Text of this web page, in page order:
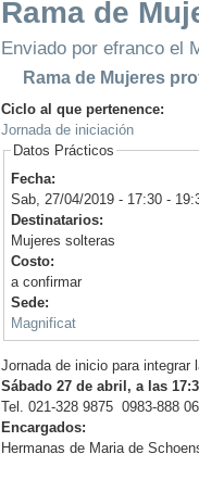
Rama de
Enviado por efranco el
Rama de Mujeres
Ciclo al que pertenence:
Jornada de iniciación
Datos Prácticos
Fecha:
Sab, 27/04/2019 - 17:30 -
Destinatarios:
Mujeres solteras
Costo:
a confirmar
Sede:
Magnificat
Jornada de inicio para
Sábado 27 de abril, a las
Tel. 021-328 9875 0983-888
Encargados:
Hermanas de Maria de